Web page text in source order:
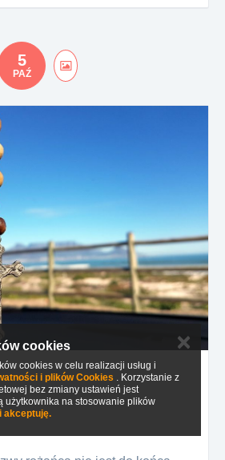
5
PAŹ
cookies
cookies w celu realizacji usług i
i plików Cookies . Korzystanie z
bez zmiany ustawień jest
użytkownika na stosowanie plików
akceptuję.
✕